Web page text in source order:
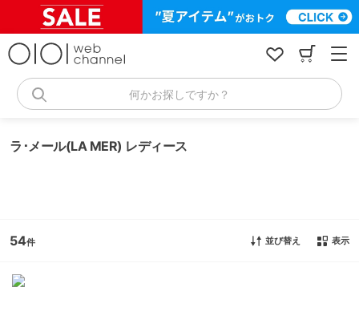
何かお探しですか？
ラ･メール(LA MER) レディース
54 並び替え 表示